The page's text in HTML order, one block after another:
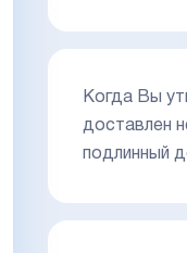
Когда Вы
доставлен
подлинный